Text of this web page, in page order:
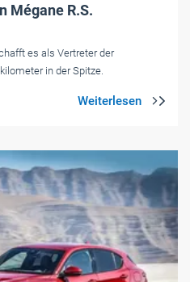
Mégane R.S.
es als Vertreter der
in der Spitze.